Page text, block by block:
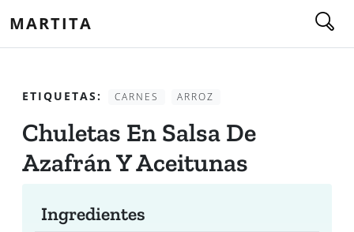
MARTITA
ETIQUETAS: CARNES ARROZ
Chuletas En Salsa De
Azafrán Y Aceitunas
Ingredientes